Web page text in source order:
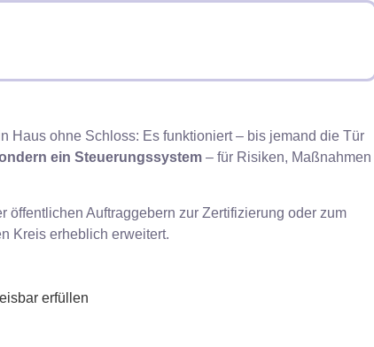
Haus ohne Schloss: Es funktioniert – bis jemand die Tür
ein Steuerungssystem – für Risiken, Maßnahmen
Auftraggebern zur Zertifizierung oder zum
Kreis erheblich erweitert.
erfüllen